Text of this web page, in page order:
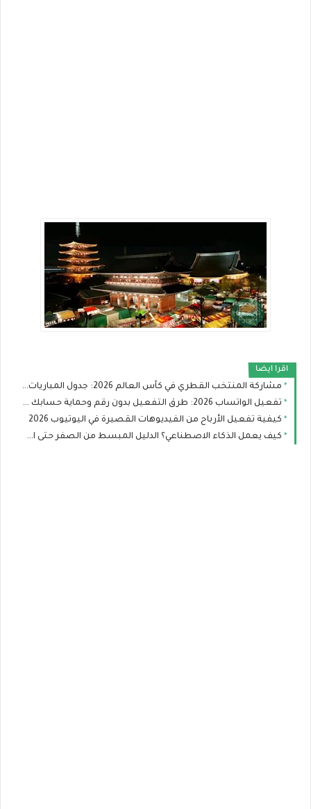
اقرا ايضا
مشاركة المنتخب القطري في كأس العالم 2026: جدول المباريات وفرص العنابي في التأهل
تفعيل الواتساب 2026: طرق التفعيل بدون رقم وحماية حسابك من الاختراق
كيفية تفعيل الأرباح من الفيديوهات القصيرة في اليوتيوب 2026
كيف يعمل الذكاء الاصطناعي؟ الدليل المبسط من الصفر حتى الاحتراف